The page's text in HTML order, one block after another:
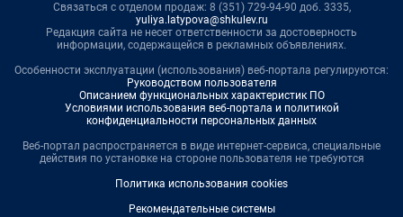
Связаться с отделом продаж: 8 (351) 729-94-90 доб. 3335,
yuliya.latypova@shkulev.ru
Редакция сайта не несет ответственности за достоверность
информации, содержащейся в рекламных объявлениях.
Особенности эксплуатации (использования) веб-портала регулируются:
Руководством пользователя
Описанием функциональных характеристик ПО
Условиями использования веб-портала и политикой
конфиденциальности персональных данных
Веб-портал распространяется в виде интернет-сервиса, специальные
действия по установке на стороне пользователя не требуются
Политика использования cookies
Рекомендательные системы